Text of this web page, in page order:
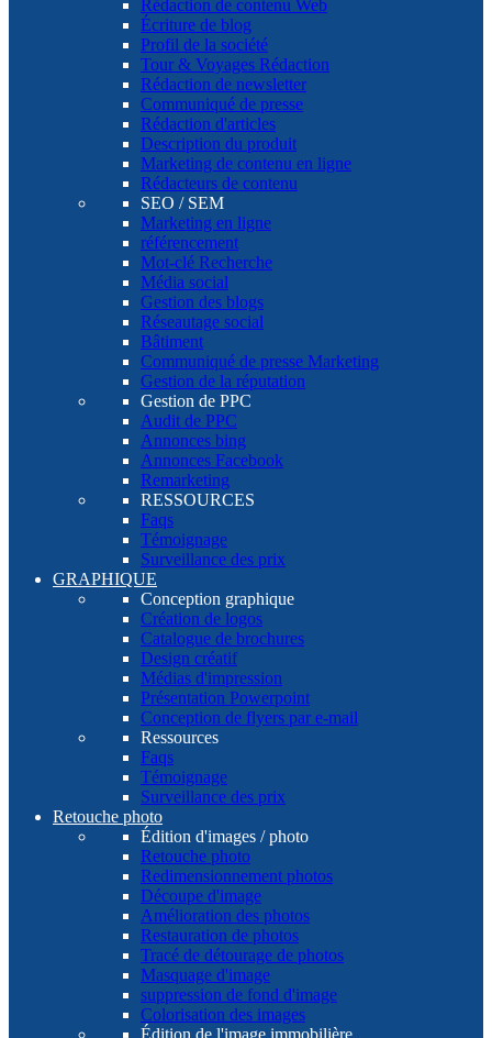
Rédaction de contenu Web
Écriture de blog
Profil de la société
Tour & Voyages Rédaction
Rédaction de newsletter
Communiqué de presse
Rédaction d'articles
Description du produit
Marketing de contenu en ligne
Rédacteurs de contenu
SEO / SEM
Marketing en ligne
référencement
Mot-clé Recherche
Média social
Gestion des blogs
Réseautage social
Bâtiment
Communiqué de presse Marketing
Gestion de la réputation
Gestion de PPC
Audit de PPC
Annonces bing
Annonces Facebook
Remarketing
RESSOURCES
Faqs
Témoignage
Surveillance des prix
GRAPHIQUE
Conception graphique
Création de logos
Catalogue de brochures
Design créatif
Médias d'impression
Présentation Powerpoint
Conception de flyers par e-mail
Ressources
Faqs
Témoignage
Surveillance des prix
Retouche photo
Édition d'images / photo
Retouche photo
Redimensionnement photos
Découpe d'image
Amélioration des photos
Restauration de photos
Tracé de détourage de photos
Masquage d'image
suppression de fond d'image
Colorisation des images
Édition de l'image immobilière